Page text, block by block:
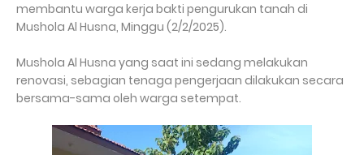
membantu warga kerja bakti pengurukan tanah di
Mushola Al Husna, Minggu (2/2/2025).
Mushola Al Husna yang saat ini sedang melakukan
renovasi, sebagian tenaga pengerjaan dilakukan secara
bersama-sama oleh warga setempat.